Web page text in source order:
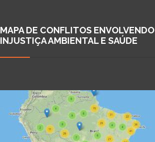
MAPA DE CONFLITOS ENVOLVENDO
INJUSTIÇA AMBIENTAL E SAÚDE